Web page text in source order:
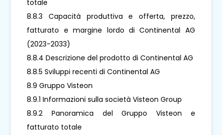
totale
8.8.3 Capacità produttiva e offerta, prezzo,
fatturato e margine lordo di Continental AG
(2023-2033)
8.8.4 Descrizione del prodotto di Continental AG
8.8.5 Sviluppi recenti di Continental AG
8.9 Gruppo Visteon
8.9.1 Informazioni sulla società Visteon Group
8.9.2 Panoramica del Gruppo Visteon e
fatturato totale